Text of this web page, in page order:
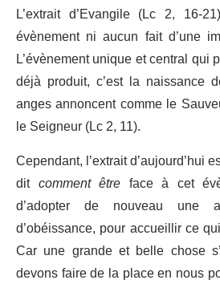
L’extrait d’Evangile (Lc 2, 16-
évènement ni aucun fait d’une
L’évènement unique et central qui
déjà produit, c’est la naissance
anges annoncent comme le
le Seigneur (Lc 2, 11).
Cependant, l’extrait d’aujourd’hui
dit comment être face à cet
d’adopter de nouveau une
d’obéissance, pour accueillir ce
Car une grande et belle chose
devons faire de la place en nous